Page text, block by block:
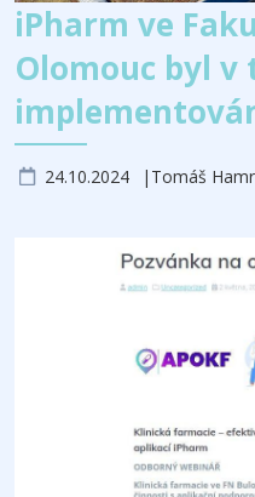
iPharm ve
Olomouc byl v
24.10.2024 Tomáš Hamr